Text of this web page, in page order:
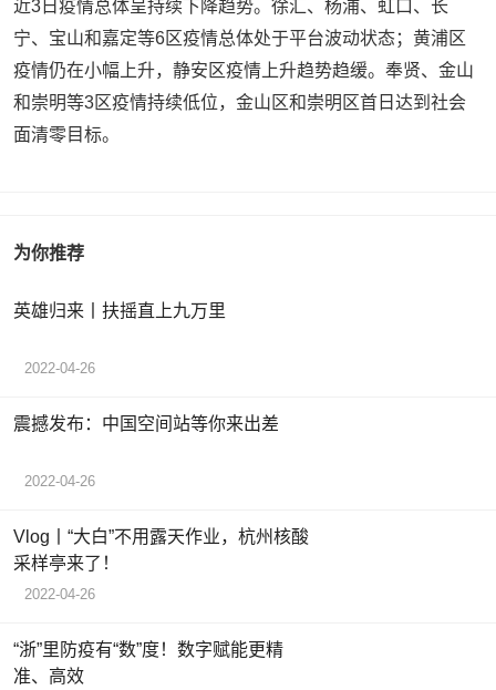
近3日疫情总体呈持续下降趋势。徐汇、杨浦、虹口、长
宁、宝山和嘉定等6区疫情总体处于平台波动状态；黄浦区
疫情仍在小幅上升，静安区疫情上升趋势趋缓。奉贤、金山
和崇明等3区疫情持续低位，金山区和崇明区首日达到社会
面清零目标。
为你推荐
英雄归来丨扶摇直上九万里
2022-04-26
震撼发布：中国空间站等你来出差
2022-04-26
Vlog丨“大白”不用露天作业，杭州核酸
采样亭来了！
2022-04-26
“浙”里防疫有“数”度！数字赋能更精
准、高效